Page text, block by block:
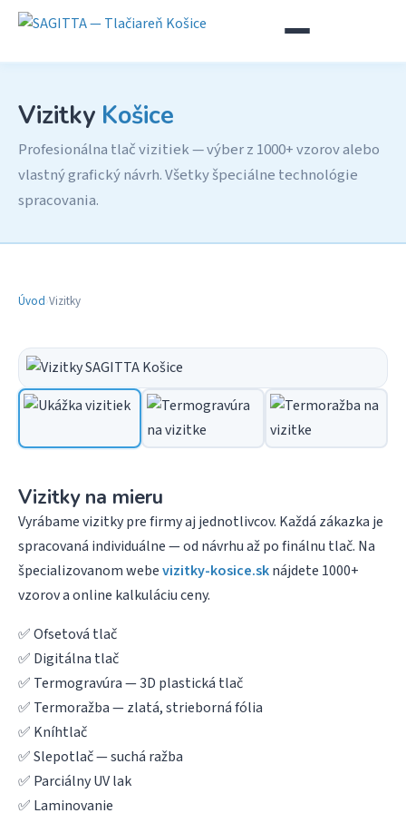
Vizitky Košice
Profesionálna tlač vizitiek — výber z 1000+ vzorov alebo
vlastný grafický návrh. Všetky špeciálne technológie
spracovania.
Úvod›Vizitky
Vizitky na mieru
Vyrábame vizitky pre firmy aj jednotlivcov. Každá zákazka je
spracovaná individuálne — od návrhu až po finálnu tlač. Na
špecializovanom webevizitky-kosice.sknájdete 1000+
vzorov a online kalkuláciu ceny.
✅ Ofsetová tlač
✅ Digitálna tlač
✅ Termogravúra — 3D plastická tlač
✅ Termoražba — zlatá, strieborná fólia
✅ Kníhtlač
✅ Slepotlač — suchá ražba
✅ Parciálny UV lak
✅ Laminovanie